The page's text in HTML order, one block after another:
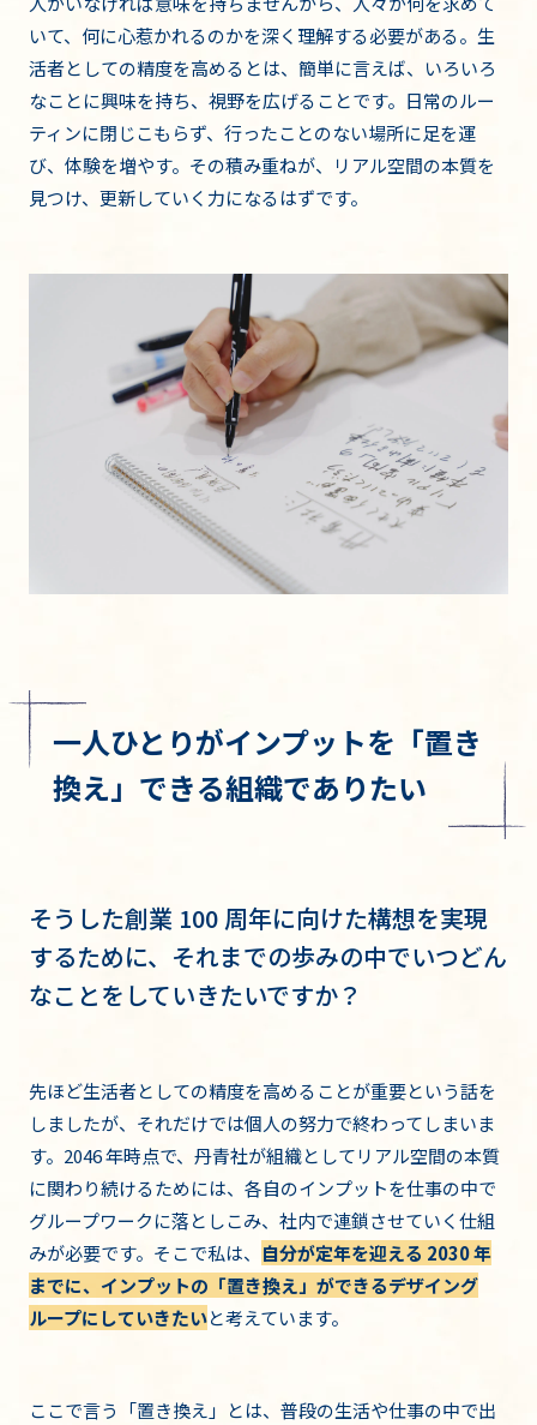
いて、何に心惹かれるのかを深く理解する必要がある。生
活者としての精度を高めるとは、簡単に言えば、いろいろ
なことに興味を持ち、視野を広げることです。日常のルー
ティンに閉じこもらず、行ったことのない場所に足を運
び、体験を増やす。その積み重ねが、リアル空間の本質を
見つけ、更新していく力になるはずです。
一人ひとりがインプットを「置き
換え」できる組織でありたい
そうした創業 100 周年に向けた構想を実現
するために、それまでの歩みの中でいつどん
なことをしていきたいですか？
先ほど生活者としての精度を高めることが重要という話を
しましたが、それだけでは個人の努力で終わってしまいま
す。2046 年時点で、丹青社が組織としてリアル空間の本質
に関わり続けるためには、各自のインプットを仕事の中で
グループワークに落としこみ、社内で連鎖させていく仕組
みが必要です。そこで私は、 自分が定年を迎える 2030 年
までに、インプットの「置き換え」ができるデザイング
ループにしていきたいと考えています。
ここで言う「置き換え」とは、普段の生活や仕事の中で出